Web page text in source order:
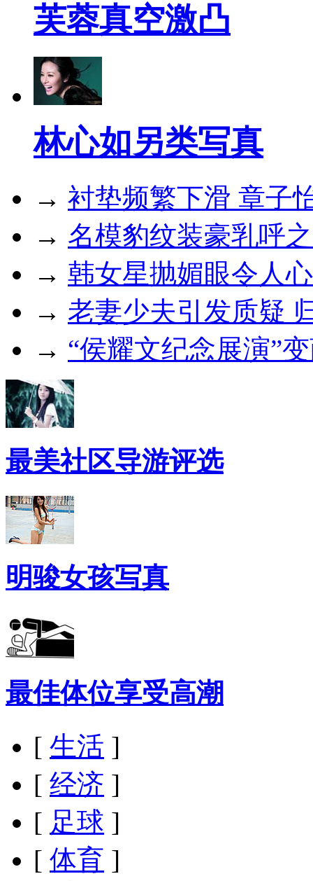
芙蓉真空激凸
林心如另类写真
→ 衬垫频繁下滑 章子
→ 名模豹纹装豪乳呼
→ 韩女星抛媚眼令人
→ 老妻少夫引发质疑
→ “侯耀文纪念展演”
最美社区导游评选
明骏女孩写真
最佳体位享受高潮
[ 生活 ]
[ 经济 ]
[ 足球 ]
[ 体育 ]